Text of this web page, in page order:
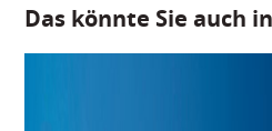
Das könnte Sie auch